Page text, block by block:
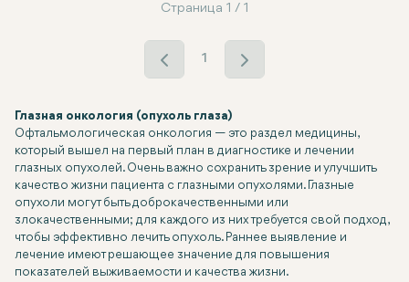
Страница 1 / 1
1
Глазная онкология (опухоль глаза)
Офтальмологическая онкология — это раздел медицины,
который вышел на первый план в диагностике и лечении
глазных опухолей. Очень важно сохранить зрение и улучшить
качество жизни пациента с глазными опухолями. Глазные
опухоли могут быть доброкачественными или
злокачественными; для каждого из них требуется свой подход,
чтобы эффективно лечить опухоль. Раннее выявление и
лечение имеют решающее значение для повышения
показателей выживаемости и качества жизни.